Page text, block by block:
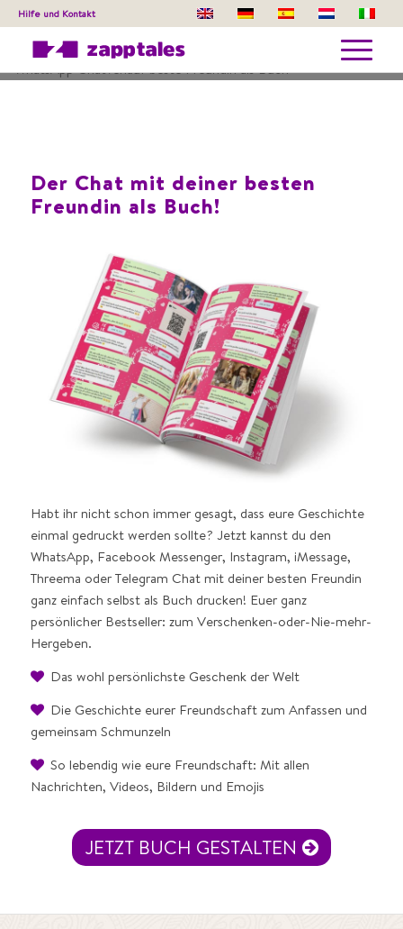
Hilfe und Kontakt
Der Chat mit deiner besten
Freundin als Buch!
Habt ihr nicht schon immer gesagt, dass eure Geschichte
einmal gedruckt werden sollte? Jetzt kannst du den
WhatsApp, Facebook Messenger, Instagram, iMessage,
Threema oder Telegram Chat mit deiner besten Freundin
ganz einfach selbst als Buch drucken! Euer ganz
persönlicher Bestseller: zum Verschenken-oder-Nie-mehr-
Hergeben.
Das wohl persönlichste Geschenk der Welt
Die Geschichte eurer Freundschaft zum Anfassen und
gemeinsam Schmunzeln
So lebendig wie eure Freundschaft: Mit allen
Nachrichten, Videos, Bildern und Emojis
JETZT BUCH GESTALTEN